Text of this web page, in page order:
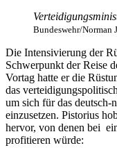
Bundeswehr/Norman
Die Intensivierung der
Schwerpunkt der Reise
Vortag hatte er die
das
um sich für das
einzusetzen. Pistorius
hervor, von denen bei
profitieren würde: